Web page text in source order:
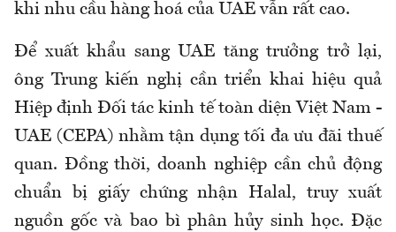
khi nhu cầu hàng hoá của UAE vẫn rất cao.
Để xuất khẩu sang UAE tăng trưởng trở lại,
ông Trung kiến nghị cần triển khai hiệu quả
Hiệp định Đối tác kinh tế toàn diện Việt Nam -
UAE (CEPA) nhằm tận dụng tối đa ưu đãi thuế
quan. Đồng thời, doanh nghiệp cần chủ động
chuẩn bị giấy chứng nhận Halal, truy xuất
nguồn gốc và bao bì phân hủy sinh học. Đặc